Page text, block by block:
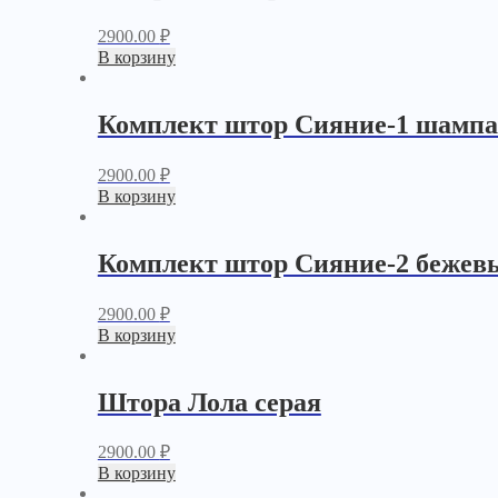
2900.00 ₽
В корзину
Комплект штор Сияние-1
2900.00 ₽
В корзину
Комплект штор Сияние-2
2900.00 ₽
В корзину
Штора Лола серая
2900.00 ₽
В корзину